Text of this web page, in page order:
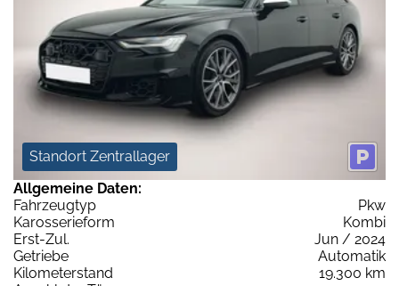
Standort Zentrallager
Allgemeine Daten:
Fahrzeugtyp
Pkw
Karosserieform
Kombi
Erst-Zul.
Jun / 2024
Getriebe
Automatik
Kilometerstand
19.300 km